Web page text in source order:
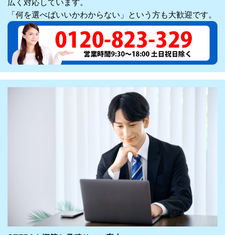
広く対応しています。
「何を選べばいいかわからない」という方も大歓迎です。